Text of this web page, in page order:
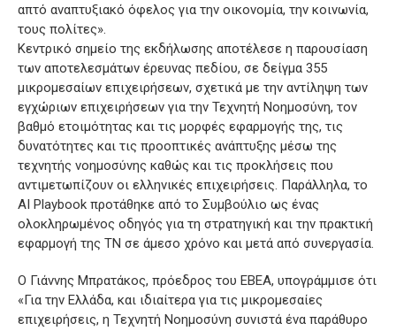
απτό αναπτυξιακό όφελος για την οικονομία, την κοινωνία,
τους πολίτες».
Κεντρικό σημείο της εκδήλωσης αποτέλεσε η παρουσίαση
των αποτελεσμάτων έρευνας πεδίου, σε δείγμα 355
μικρομεσαίων επιχειρήσεων, σχετικά με την αντίληψη των
εγχώριων επιχειρήσεων για την Τεχνητή Νοημοσύνη, τον
βαθμό ετοιμότητας και τις μορφές εφαρμογής της, τις
δυνατότητες και τις προοπτικές ανάπτυξης μέσω της
τεχνητής νοημοσύνης καθώς και τις προκλήσεις που
αντιμετωπίζουν οι ελληνικές επιχειρήσεις. Παράλληλα, το
AI Playbook προτάθηκε από το Συμβούλιο ως ένας
ολοκληρωμένος οδηγός για τη στρατηγική και την πρακτική
εφαρμογή της ΤΝ σε άμεσο χρόνο και μετά από συνεργασία.
Ο Γιάννης Μπρατάκος, πρόεδρος του ΕΒΕΑ, υπογράμμισε ότι
«Για την Ελλάδα, και ιδιαίτερα για τις μικρομεσαίες
επιχειρήσεις, η Τεχνητή Νοημοσύνη συνιστά ένα παράθυρο